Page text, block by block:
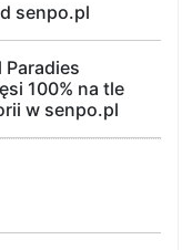
senpo.pl
Paradies
100% na tle
w senpo.pl